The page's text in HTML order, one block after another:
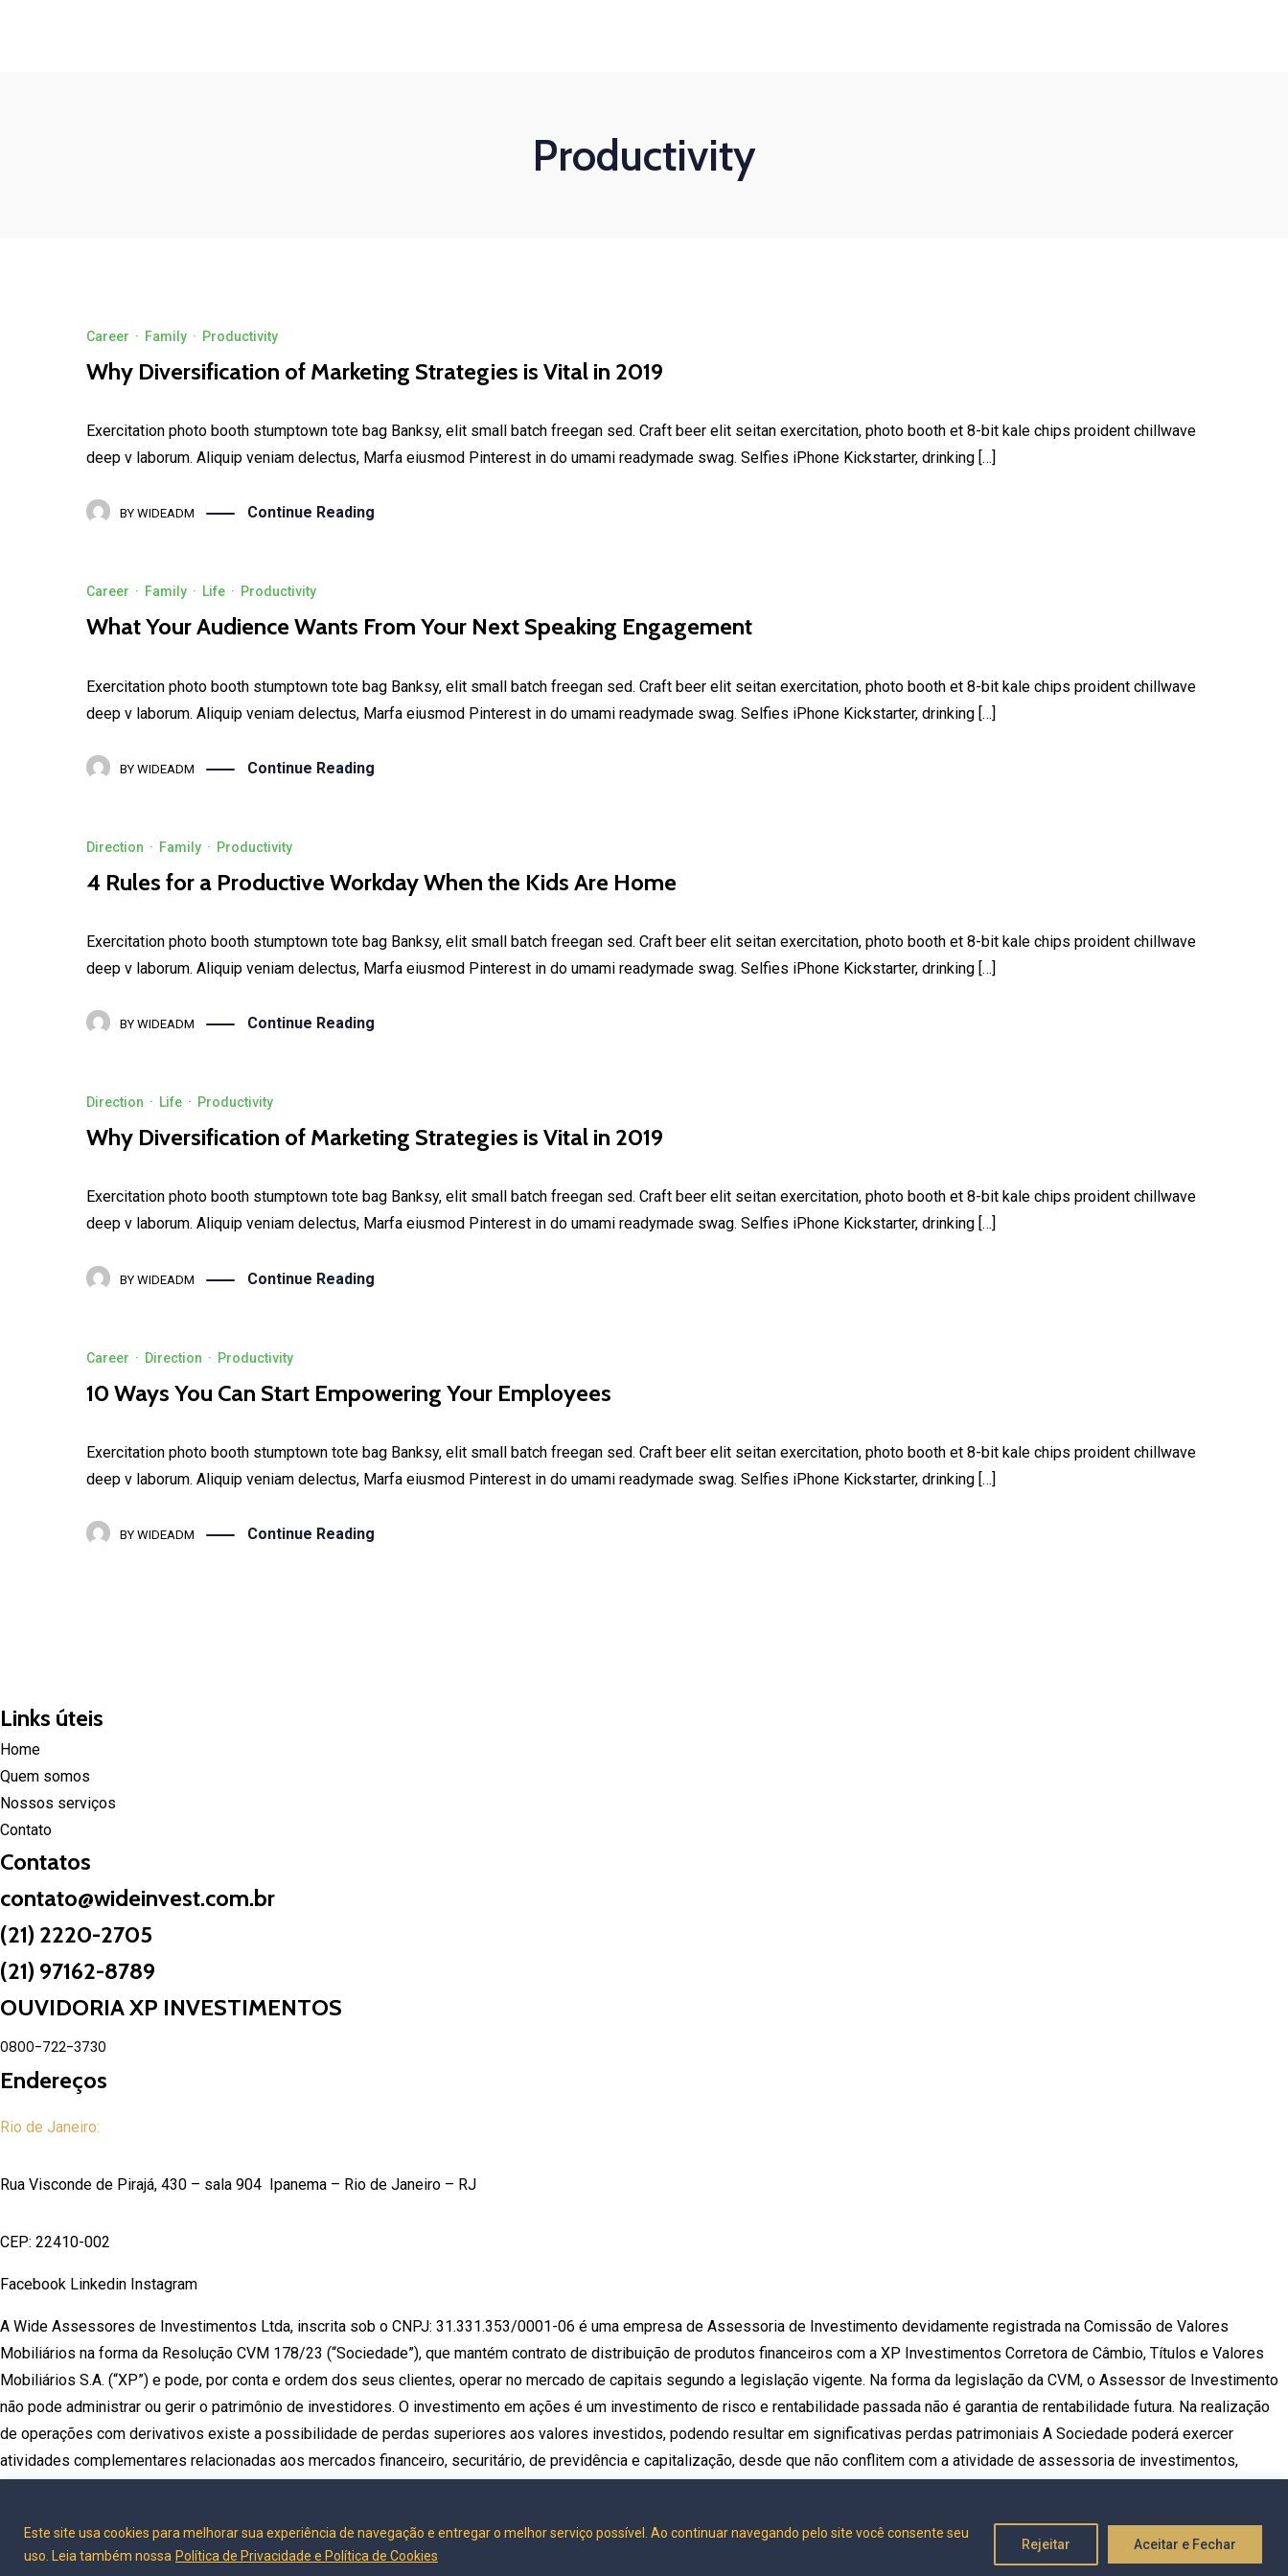
Este site usa cookies para melhorar sua experiência de navegação e entregar o melhor serviço possível. Ao continuar navegando pelo site você consente seu
uso. Leia também nossa Política de Privacidade e Política de Cookies
Rejeitar Aceitar e Fechar
Productivity
Career · Family · Productivity
Why Diversification of Marketing Strategies is Vital in 2019
Exercitation photo booth stumptown tote bag Banksy, elit small batch freegan sed. Craft beer elit seitan exercitation, photo booth et 8-bit kale chips proident chillwave
deep v laborum. Aliquip veniam delectus, Marfa eiusmod Pinterest in do umami readymade swag. Selfies iPhone Kickstarter, drinking […]
BY WIDEADM Continue Reading
Career · Family · Life · Productivity
What Your Audience Wants From Your Next Speaking Engagement
Exercitation photo booth stumptown tote bag Banksy, elit small batch freegan sed. Craft beer elit seitan exercitation, photo booth et 8-bit kale chips proident chillwave
deep v laborum. Aliquip veniam delectus, Marfa eiusmod Pinterest in do umami readymade swag. Selfies iPhone Kickstarter, drinking […]
BY WIDEADM Continue Reading
Direction · Family · Productivity
4 Rules for a Productive Workday When the Kids Are Home
Exercitation photo booth stumptown tote bag Banksy, elit small batch freegan sed. Craft beer elit seitan exercitation, photo booth et 8-bit kale chips proident chillwave
deep v laborum. Aliquip veniam delectus, Marfa eiusmod Pinterest in do umami readymade swag. Selfies iPhone Kickstarter, drinking […]
BY WIDEADM Continue Reading
Direction · Life · Productivity
Why Diversification of Marketing Strategies is Vital in 2019
Exercitation photo booth stumptown tote bag Banksy, elit small batch freegan sed. Craft beer elit seitan exercitation, photo booth et 8-bit kale chips proident chillwave
deep v laborum. Aliquip veniam delectus, Marfa eiusmod Pinterest in do umami readymade swag. Selfies iPhone Kickstarter, drinking […]
BY WIDEADM Continue Reading
Career · Direction · Productivity
10 Ways You Can Start Empowering Your Employees
Exercitation photo booth stumptown tote bag Banksy, elit small batch freegan sed. Craft beer elit seitan exercitation, photo booth et 8-bit kale chips proident chillwave
deep v laborum. Aliquip veniam delectus, Marfa eiusmod Pinterest in do umami readymade swag. Selfies iPhone Kickstarter, drinking […]
BY WIDEADM Continue Reading
Links úteis
Home
Quem somos
Nossos serviços
Contato
Contatos
contato@wideinvest.com.br
(21) 2220-2705
(21) 97162-8789
OUVIDORIA XP INVESTIMENTOS
0800-722-3730
Endereços
Rio de Janeiro:
Rua Visconde de Pirajá, 430 – sala 904 Ipanema – Rio de Janeiro – RJ
CEP: 22410-002
Facebook Linkedin Instagram
A Wide Assessores de Investimentos Ltda, inscrita sob o CNPJ: 31.331.353/0001-06 é uma empresa de Assessoria de Investimento devidamente registrada na Comissão de Valores
Mobiliários na forma da Resolução CVM 178/23 (“Sociedade”), que mantém contrato de distribuição de produtos financeiros com a XP Investimentos Corretora de Câmbio, Títulos e Valores
Mobiliários S.A. (“XP”) e pode, por conta e ordem dos seus clientes, operar no mercado de capitais segundo a legislação vigente. Na forma da legislação da CVM, o Assessor de Investimento
não pode administrar ou gerir o patrimônio de investidores. O investimento em ações é um investimento de risco e rentabilidade passada não é garantia de rentabilidade futura. Na realização
de operações com derivativos existe a possibilidade de perdas superiores aos valores investidos, podendo resultar em significativas perdas patrimoniais A Sociedade poderá exercer
atividades complementares relacionadas aos mercados financeiro, securitário, de previdência e capitalização, desde que não conflitem com a atividade de assessoria de investimentos,
Para reclamações, contate a Ouvidoria da XP pelo telefone 0800 722 3730.